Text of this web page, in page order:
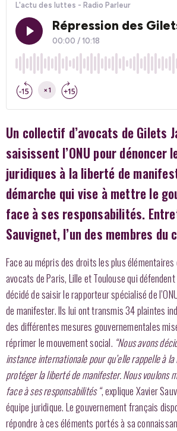
Un collectif d’avocats de Gilets
saisissent l’ONU pour dénoncer
juridiques à la liberté de
démarche qui vise à mettre le
face à ses responsabilités.
Sauvignet, l’un des membres
Face au mépris des droits les plus
avocats de Paris, Lille et Toulouse qui
décidé de saisir le rapporteur spécialisé de
de manifester. Ils lui ont transmis 34 plaintes
des différentes mesures gouvernementales
réprimer le mouvement social. “Nous avons
instance internationale pour qu’elle rappelle à
protéger la liberté de manifester. Nous voulons
face à ses responsabilités “, explique Xavier
équipe juridique. Le gouvernement français
répondre à ces éléments portés à sa